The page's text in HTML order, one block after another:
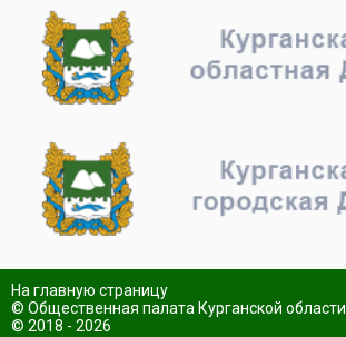
На главную страницу
© Общественная палата Курганской области
© 2018 - 2026